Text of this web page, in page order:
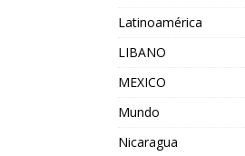
Latinoamérica
LIBANO
MEXICO
Mundo
Nicaragua